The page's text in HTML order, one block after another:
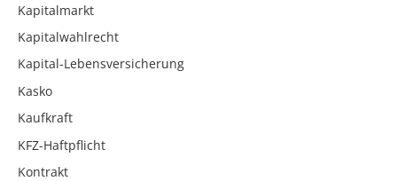
Kapitalmarkt
Kapitalwahlrecht
Kapital-Lebensversicherung
Kasko
Kaufkraft
KFZ-Haftpflicht
Kontrakt